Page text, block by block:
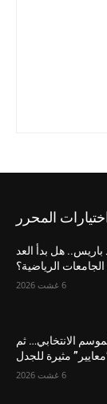
المحرر
باريس.. هل بدأ العد
الرياضية؟
6 غشت 2026
الانتخابي… ثم
مثيرة للجدل
6 غشت 2026